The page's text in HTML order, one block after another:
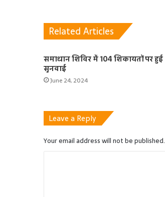
Related Articles
समाधान शिविर में 104 शिकायतों पर हुई
सुनवाई
June 24, 2024
Leave a Reply
Your email address will not be published.